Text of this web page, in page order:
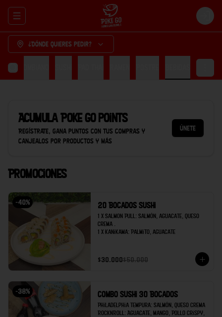
Abrir menu de navegación Login
¿Dónde quieres pedir?
Colombiano
AcumulaPoke Go points
Regístrate, gana puntos con tus compras y
canjealos por productos y más
Únete
Promociones
-40% 20 Bocados Sushi
1 x Salmon Pull: Salmón, aguacate, queso
crema .
1 x Kanikama: Palmito, aguacate
$30.000$50.000
-38% Combo Sushi 30 Bocados
Philadelphia Tempura: Salmón, queso crema
RocknRoll: Aguacate, Mango, Pollo Crispy,